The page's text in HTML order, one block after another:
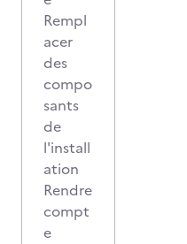
Rempl
acer
des
compo
sants
de
l'install
ation
Rendre
compt
e